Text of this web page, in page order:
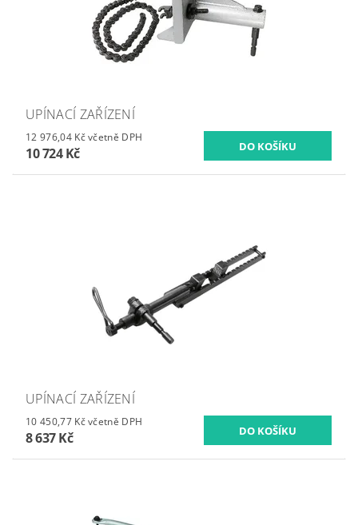
UPÍNACÍ ZAŘÍZENÍ
12 976,04 Kč včetně DPH
10 724 Kč
UPÍNACÍ ZAŘÍZENÍ
10 450,77 Kč včetně DPH
8 637 Kč